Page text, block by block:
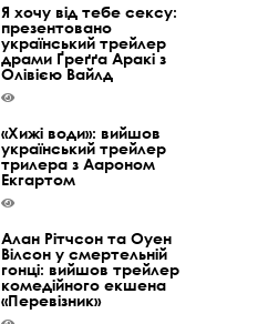
Я хочу від тебе сексу:
презентовано
український трейлер
драми Ґреґґа Аракі з
Олівією Вайлд
«Хижі води»: вийшов
український трейлер
трилера з Аароном
Екгартом
Алан Рітчсон та Оуен
Вілсон у смертельній
гонці: вийшов трейлер
комедійного екшена
«Перевізник»